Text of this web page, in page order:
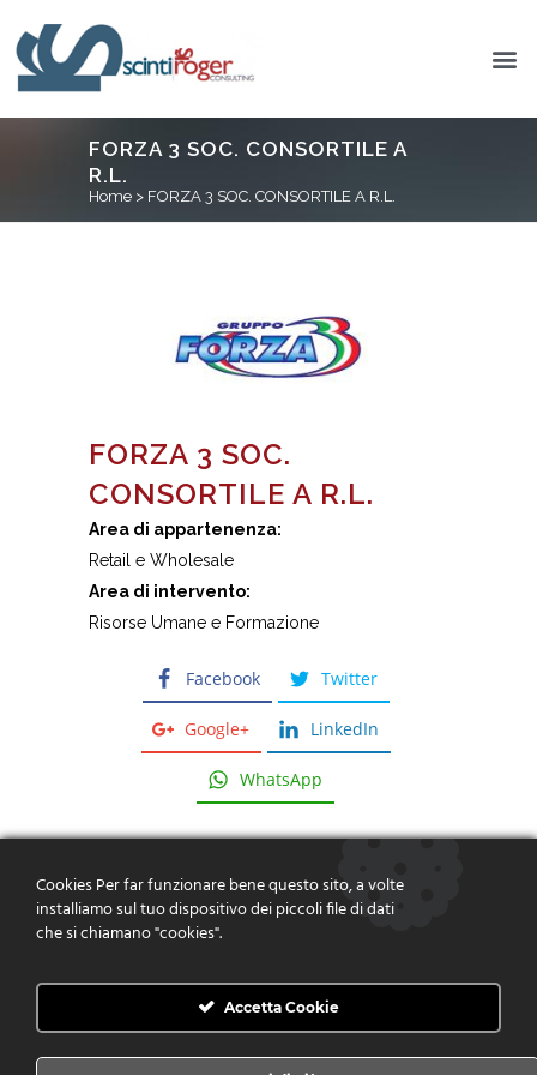
FORZA 3 SOC. CONSORTILE A
R.L.
Home > FORZA 3 SOC. CONSORTILE A R.L.
FORZA 3 SOC.
CONSORTILE A R.L.
Area di appartenenza:
Retail e Wholesale
Area di intervento:
Risorse Umane e Formazione
Facebook Twitter
Google+ LinkedIn
WhatsApp
creare valore
CONTATTACI
Cookies Per far funzionare bene questo sito, a volte
installiamo sul tuo dispositivo dei piccoli file di dati
che si chiamano "cookies".
Accetta Cookie